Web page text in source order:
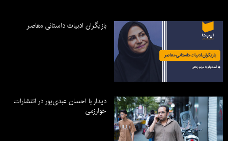
بازیگران ادبیات داستانی معاصر
دیدار با احسان عبدی‌پور در انتشارات
خوارزمی